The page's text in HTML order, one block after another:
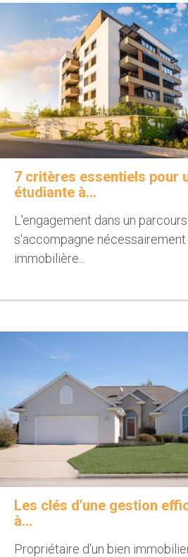
7 critères essentiels pour
étudiante à...
L'engagement dans un
s'accompagne
immobilière...
Les clés d'une gestion
à...
Propriétaire d'un bien